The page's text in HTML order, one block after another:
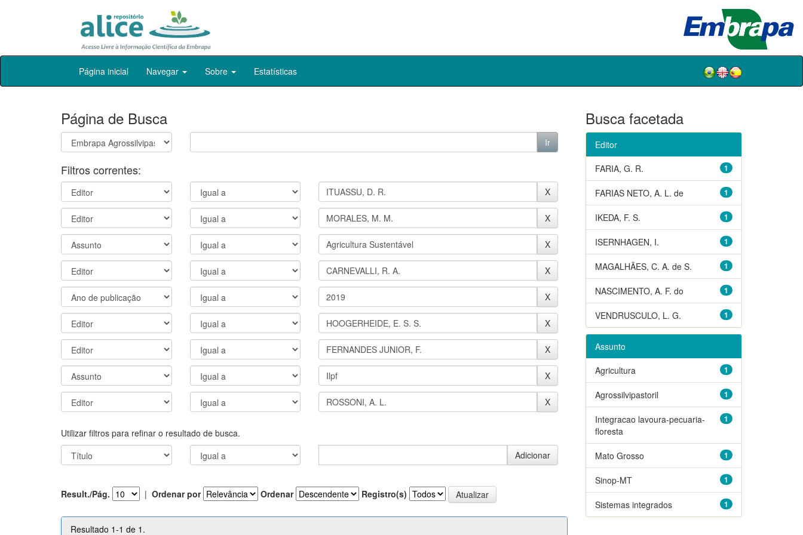
Skip
Página inicial Navegar Sobre Estatísticas
Página de Busca
Filtros correntes:
Utilizar filtros para refinar o resultado de busca.
Result./Pág. | Ordenar por Ordenar Registro(s)
Resultado 1-1 de 1.
Busca facetada
Editor
1
FARIA, G. R.
1
FARIAS NETO, A. L. de
1
IKEDA, F. S.
1
ISERNHAGEN, I.
1
MAGALHÃES, C. A. de S.
1
NASCIMENTO, A. F. do
1
VENDRUSCULO, L. G.
Assunto
1
Agricultura
1
Agrossilvipastoril
1
Integracao lavoura-pecuaria-
floresta
1
Mato Grosso
1
Sinop-MT
1
Sistemas integrados